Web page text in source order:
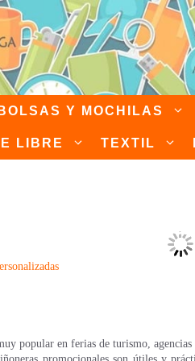
BOLSAS Y MOCHILAS
LIBRE TEXTIL
popular en ferias de turismo,